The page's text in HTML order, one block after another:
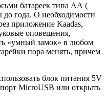
батареек типа АА (
до года. О необходимости
приложение Kaadas,
оповещения,
«умный замок» в любом
пора менять, причем
блок питания 5V
порт MicroUSB или открыть